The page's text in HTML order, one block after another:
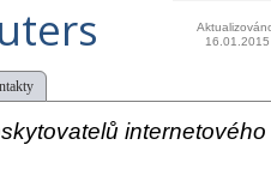
16.01.2015